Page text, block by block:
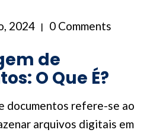
2024 0 Comments
de
O Que É?
documentos refere-se ao
arquivos digitais em